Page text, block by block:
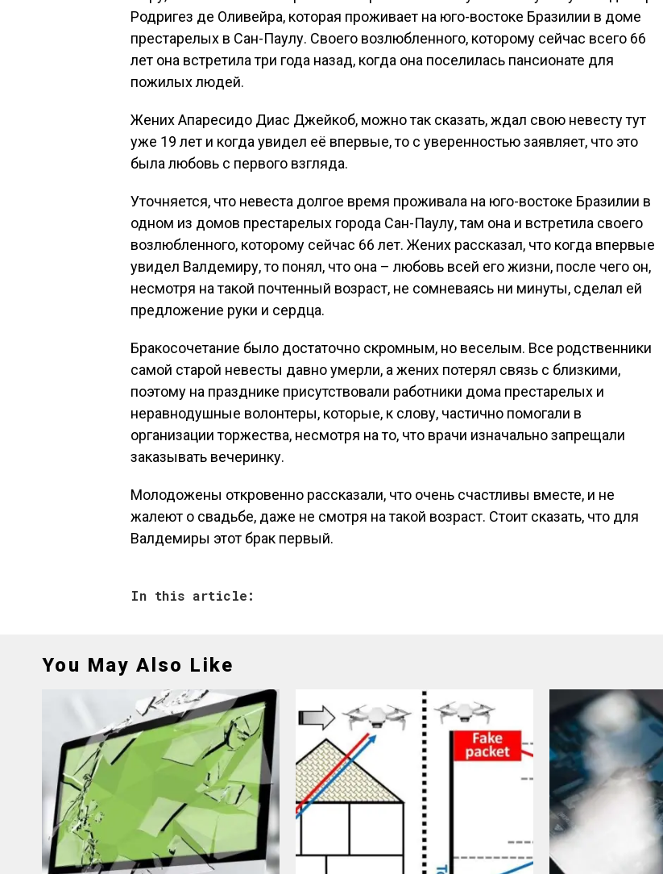
Родригез де Оливейра, которая проживает на юго-востоке Бразилии в доме
престарелых в Сан-Паулу. Своего возлюбленного, которому сейчас всего 66
лет она встретила три года назад, когда она поселилась пансионате для
пожилых людей.
Жених Апаресидо Диас Джейкоб, можно так сказать, ждал свою невесту тут
уже 19 лет и когда увидел её впервые, то с уверенностью заявляет, что это
была любовь с первого взгляда.
Уточняется, что невеста долгое время проживала на юго-востоке Бразилии в
одном из домов престарелых города Сан-Паулу, там она и встретила своего
возлюбленного, которому сейчас 66 лет. Жених рассказал, что когда впервые
увидел Валдемиру, то понял, что она – любовь всей его жизни, после чего он,
несмотря на такой почтенный возраст, не сомневаясь ни минуты, сделал ей
предложение руки и сердца.
Бракосочетание было достаточно скромным, но веселым. Все родственники
самой старой невесты давно умерли, а жених потерял связь с близкими,
поэтому на празднике присутствовали работники дома престарелых и
неравнодушные волонтеры, которые, к слову, частично помогали в
организации торжества, несмотря на то, что врачи изначально запрещали
заказывать вечеринку.
Молодожены откровенно рассказали, что очень счастливы вместе, и не
жалеют о свадьбе, даже не смотря на такой возраст. Стоит сказать, что для
Валдемиры этот брак первый.
In this article:
You May Also Like